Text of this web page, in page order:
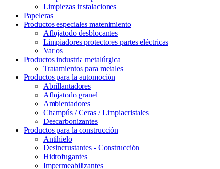
Limpiezas instalaciones
Papeleras
Productos especiales matenimiento
Aflojatodo desblocantes
Limpiadores protectores partes eléctricas
Varios
Productos industria metalúrgica
Tratamientos para metales
Productos para la automoción
Abrillantadores
Aflojatodo granel
Ambientadores
Champús / Ceras / Limpiacristales
Descarbonizantes
Productos para la construcción
Antihielo
Desincrustantes - Construcción
Hidrofugantes
Impermeabilizantes